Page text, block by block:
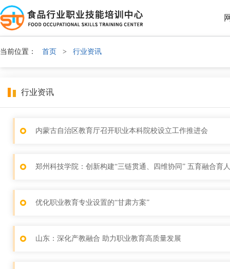
当前位置： 首页 > 行业资讯
行业资讯
内蒙古自治区教育厅召开职业本科院校设立工作推进会
郑州科技学院：创新构建“三链贯通、四维协同” 五育融合育
优化职业教育专业设置的“甘肃方案”
山东：深化产教融合 助力职业教育高质量发展